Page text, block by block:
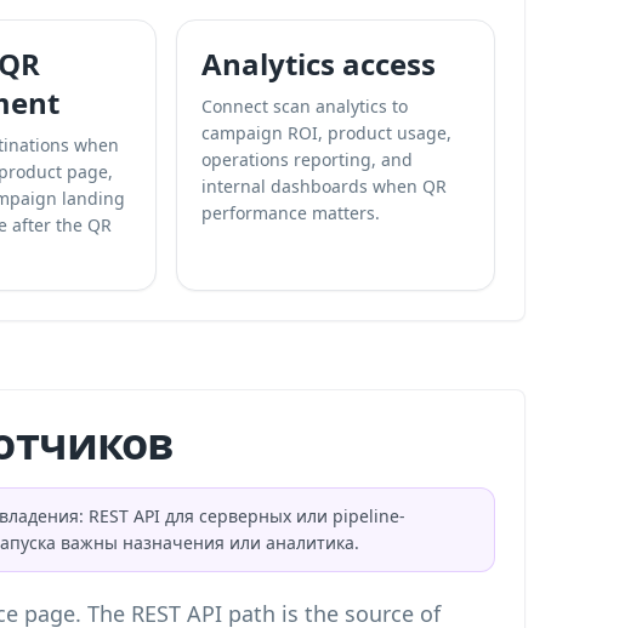
when
page,
landing
after the QR
Analytics access
Connect scan analytics to
campaign ROI, product usage,
operations reporting, and
internal dashboards when QR
performance matters.
REST API для серверных или pipeline-
важны назначения или аналитика.
page. The REST API path is the source of